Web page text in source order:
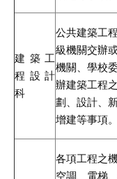
建築工
程設計
科
公共建築工
級機關交辦
機關、學校
辦建築工程
劃、設計、新
增建等事項。
各項工程之機
空調、電梯